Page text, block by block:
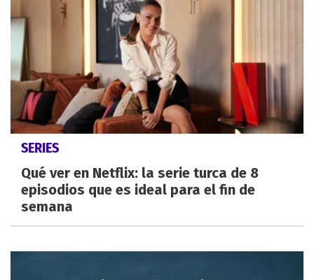
SERIES
Qué ver en Netflix: la serie turca de 8
episodios que es ideal para el fin de
semana